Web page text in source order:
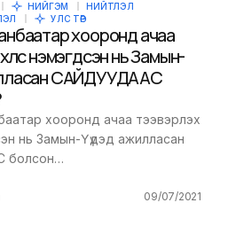
НИЙГЭМ
НИЙТЛЭЛ
УЛС ТӨР
хооронд ачаа
нэмэгдсэн нь Замын-
САЙДУУДААС
хооронд ачаа тээвэрлэх
нь Замын-Үүдэд ажилласан
болсон…
09/07/2021